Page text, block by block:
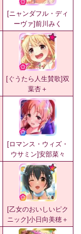
[ニャンダフル・ディ
ーヴァ]前川みく
[ぐうたら人生賛歌]双
葉杏＋
[ロマンス・ウィズ・
ウサミン]安部菜々
[乙女のおいしいピク
ニック]小日向美穂＋